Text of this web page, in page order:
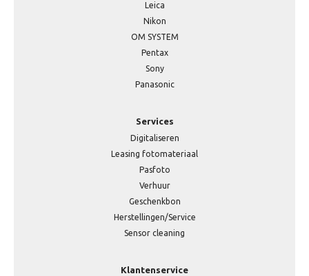
Leica
Nikon
OM SYSTEM
Pentax
Sony
Panasonic
Services
Digitaliseren
Leasing fotomateriaal
Pasfoto
Verhuur
Geschenkbon
Herstellingen/Service
Sensor cleaning
Klantenservice